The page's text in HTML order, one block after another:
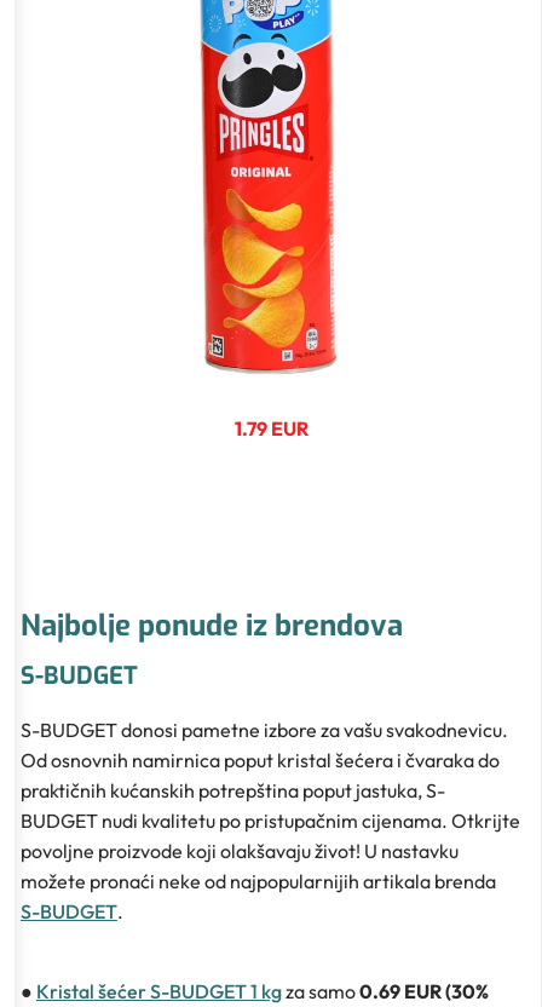
1.79 EUR
Najbolje ponude iz brendova
S-BUDGET
S-BUDGET donosi pametne izbore za vašu svakodnevicu.
Od osnovnih namirnica poput kristal šećera i čvaraka do
praktičnih kućanskih potrepština poput jastuka, S-
BUDGET nudi kvalitetu po pristupačnim cijenama. Otkrijte
povoljne proizvode koji olakšavaju život! U nastavku
možete pronaći neke od najpopularnijih artikala brenda
S-BUDGET.
● Kristal šećer S-BUDGET 1 kgza samo0.69 EUR (30%